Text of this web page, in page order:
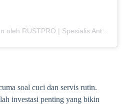
Sebuah kiriman dibagikan oleh RUSTPRO | Spesialis Anti Karat Mobil (@rustpro_indonesia)
soal cuci dan servis rutin.
investasi penting yang bikin